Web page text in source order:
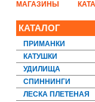
МАГАЗИНЫ
КАТАЛОГ
ПРИМАНКИ
КАТУШКИ
УДИЛИЩА
СПИННИНГИ
ЛЕСКА ПЛЕТЕНАЯ